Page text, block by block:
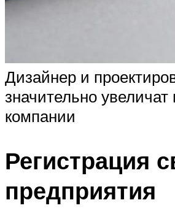
Дизайнер и
значительно
компании
Регистрация
предприятия